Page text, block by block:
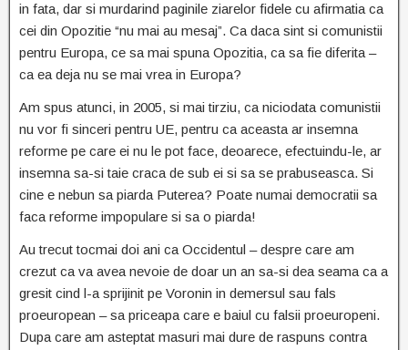
in fata, dar si murdarind paginile ziarelor fidele cu afirmatia ca
cei din Opozitie “nu mai au mesaj”. Ca daca sint si comunistii
pentru Europa, ce sa mai spuna Opozitia, ca sa fie diferita –
ca ea deja nu se mai vrea in Europa?
Am spus atunci, in 2005, si mai tirziu, ca niciodata comunistii
nu vor fi sinceri pentru UE, pentru ca aceasta ar insemna
reforme pe care ei nu le pot face, deoarece, efectuindu-le, ar
insemna sa-si taie craca de sub ei si sa se prabuseasca. Si
cine e nebun sa piarda Puterea? Poate numai democratii sa
faca reforme impopulare si sa o piarda!
Au trecut tocmai doi ani ca Occidentul – despre care am
crezut ca va avea nevoie de doar un an sa-si dea seama ca a
gresit cind l-a sprijinit pe Voronin in demersul sau fals
proeuropean – sa priceapa care e baiul cu falsii proeuropeni.
Dupa care am asteptat masuri mai dure de raspuns contra